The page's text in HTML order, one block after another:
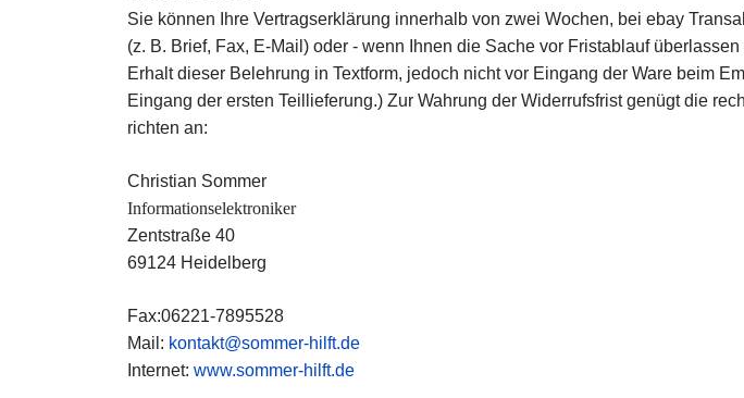
Sie können Ihre Vertragserklärung innerhalb von zwei Wochen, bei ebay
(z. B. Brief, Fax, E-Mail) oder - wenn Ihnen die Sache vor Fristablauf
Erhalt dieser Belehrung in Textform, jedoch nicht vor Eingang der Ware beim
Eingang der ersten Teillieferung.) Zur Wahrung der Widerrufsfrist genügt die
richten an:
Christian Sommer
Informationselektroniker
Zentstraße 40
69124 Heidelberg
Fax:06221-7895528
Mail: kontakt@sommer-hilft.de
Internet: www.sommer-hilft.de